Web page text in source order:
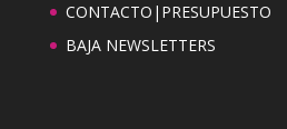
CONTACTO|PRESUPUESTO
BAJA NEWSLETTERS